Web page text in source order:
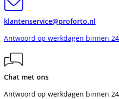
klantenservice@proforto.nl
Antwoord op werkdagen binnen
Chat met ons
Antwoord op werkdagen binnen